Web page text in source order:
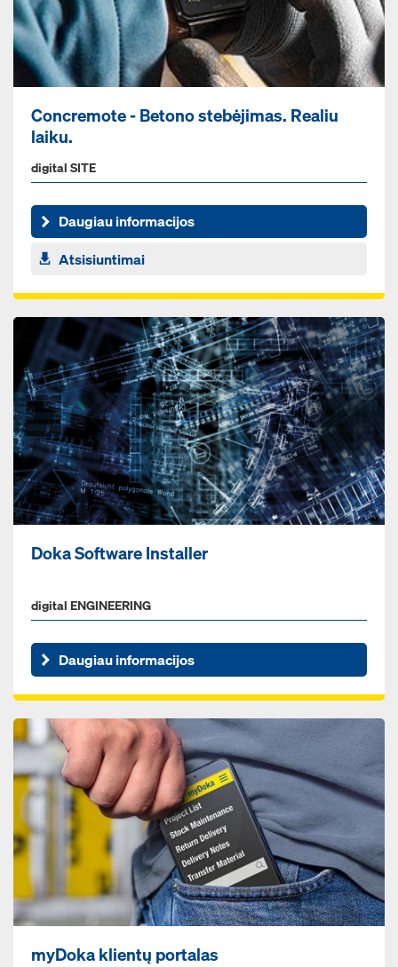
Concremote - Betono stebėjimas. Realiu
laiku.
digital SITE
Daugiau informacijos
Atsisiuntimai
Doka Software Installer
digital ENGINEERING
Daugiau informacijos
myDoka klientų portalas